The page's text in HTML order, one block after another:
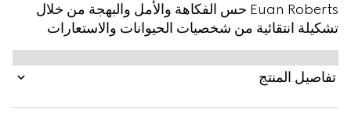
Euan Roberts حس الفكاهة والأمل والبهجة من خلال
تشكيلة انتقائية من شخصيات الحيوانات والاستعارات
المجازية البصرية. وتغني الشعارات الفريدة من نوعها قطع
الأزياء الجاهزة والإكسسوارات الناعمة والبضائع الجلدية
إلى جانب شعار Gucci كجزء من مجموعة ما قبل الخريف
2025 للأطفال.
تفاصيل المنتج